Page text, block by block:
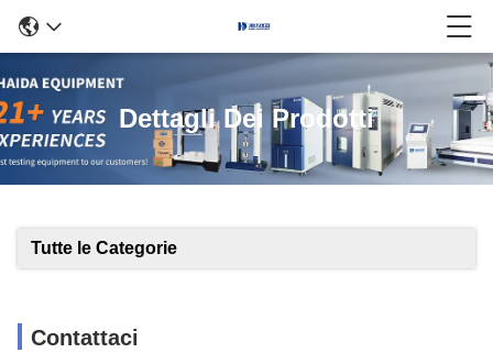
Dettagli Dei Prodotti
Tutte le Categorie
Contattaci